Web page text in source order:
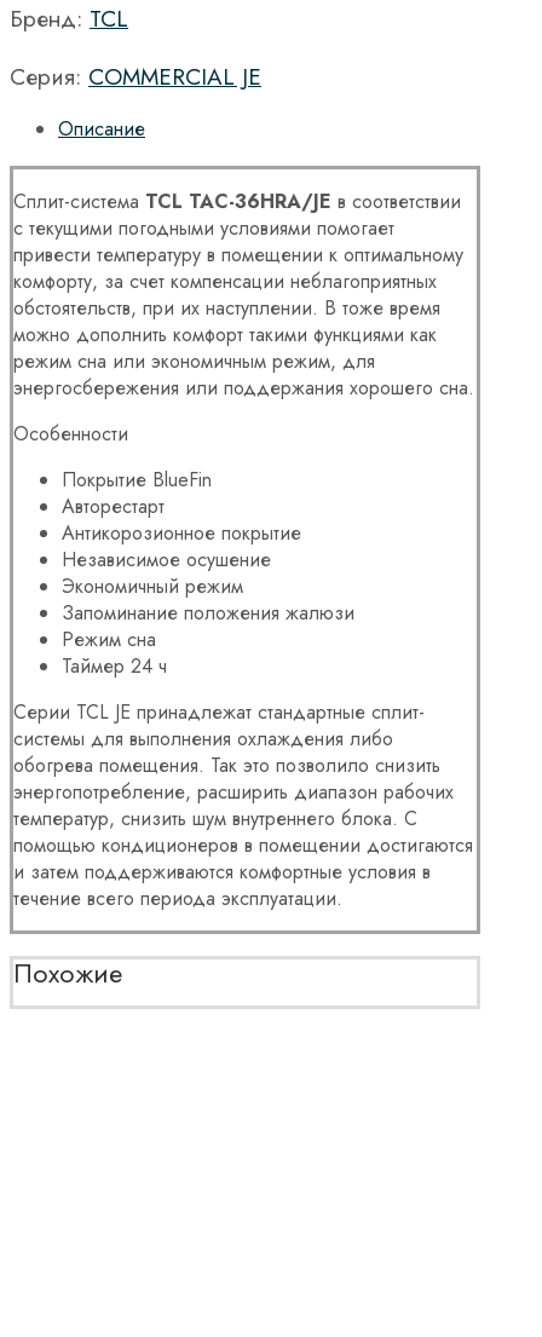
Бренд: TCL
Серия: COMMERCIAL JE
Описание
Сплит-система TCL TAC-36HRA/JE в соответствии
с текущими погодными условиями помогает
привести температуру в помещении к оптимальному
комфорту, за счет компенсации неблагоприятных
обстоятельств, при их наступлении. В тоже время
можно дополнить комфорт такими функциями как
режим сна или экономичным режим, для
энергосбережения или поддержания хорошего сна.
Особенности
Покрытие BlueFin
Авторестарт
Антикорозионное покрытие
Независимое осушение
Экономичный режим
Запоминание положения жалюзи
Режим сна
Таймер 24 ч
Серии TCL JE принадлежат стандартные сплит-
системы для выполнения охлаждения либо
обогрева помещения. Так это позволило снизить
энергопотребление, расширить диапазон рабочих
температур, снизить шум внутреннего блока. С
помощью кондиционеров в помещении достигаются
и затем поддерживаются комфортные условия в
течение всего периода эксплуатации.
Похожие